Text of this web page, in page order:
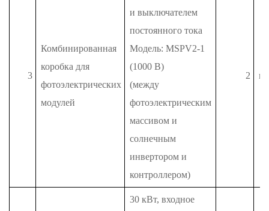
3
Комбинированная
коробка для
фотоэлектрических
модулей
и выключателем
постоянного тока
Модель: MSPV2-1
(1000 В)
(между
фотоэлектрическим
массивом и
солнечным
инвертором и
контроллером)
2 п
30 кВт, входное